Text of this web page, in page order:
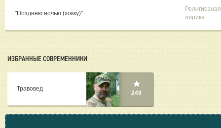
"Позднею ночью (хокку)"
Религиозная
лирика
ИЗБРАННЫЕ СОВРЕМЕННИКИ
Травовед
249